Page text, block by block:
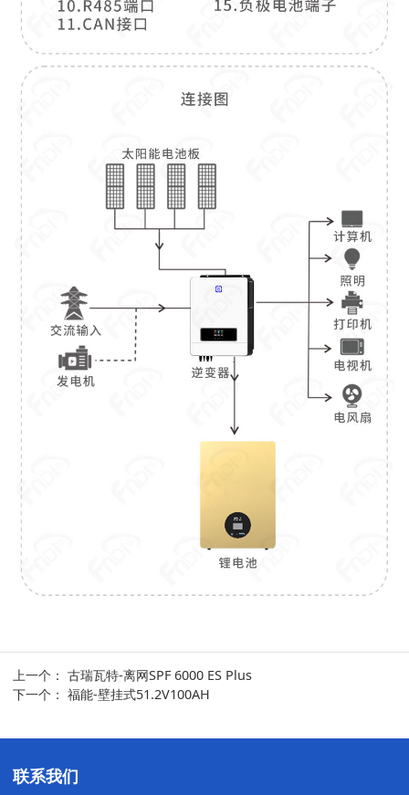
上一个：古瑞瓦特-离网SPF 6000 ES Plus
下一个：福能-壁挂式51.2V100AH
联系我们